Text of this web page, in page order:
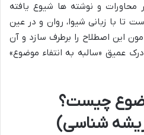
و نوشته ها شیوع یافته
تا با زبانی شیوا، روان و در عین
این اصطلاح را برطرف سازد و آن
عمیق «سالبه به انتفاء موضوع»
چیست؟
شناسی)